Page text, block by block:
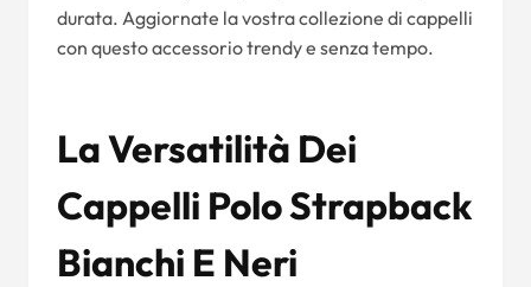
durata. Aggiornate la vostra collezione di cappelli
con questo accessorio trendy e senza tempo.
La Versatilità Dei
Cappelli Polo Strapback
Bianchi E Neri